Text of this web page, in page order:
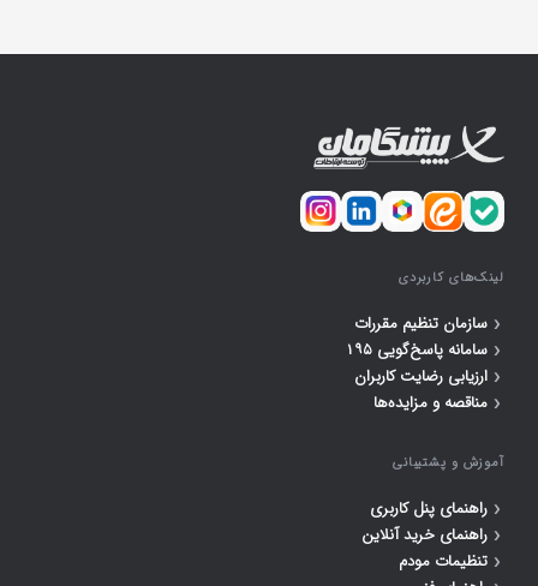
لینک‌های کاربردی
‹ سازمان تنظیم مقررات
‹ سامانه پاسخ‌گویی ۱۹۵
‹ ارزیابی رضایت کاربران
‹ مناقصه و مزایده‌ها
آموزش و پشتیبانی
‹ راهنمای پنل کاربری
‹ راهنمای خرید آنلاین
‹ تنظیمات مودم